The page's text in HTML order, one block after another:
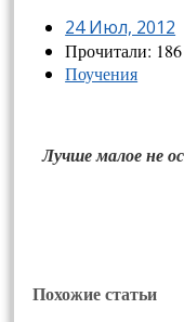
24 Июл, 2012
Прочитали: 186
Поучения
Лучше малое не
Похожие статьи